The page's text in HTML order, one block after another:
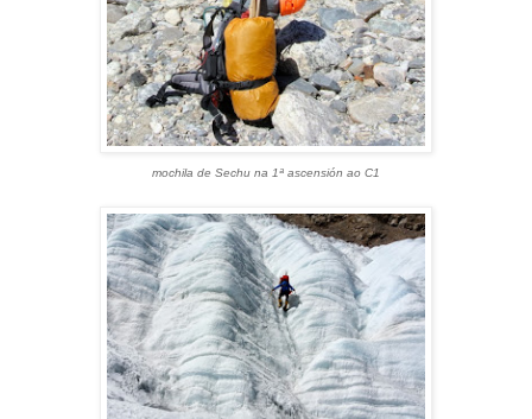
mochila de Sechu na 1ª ascensión ao C1